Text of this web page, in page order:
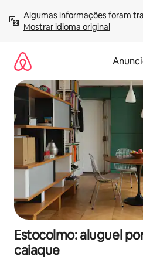
para
Mostrar idioma original
Estocolmo: aluguel
caiaque